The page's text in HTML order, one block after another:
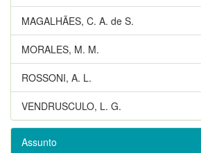
MAGALHÃES, C. A. de S.
MORALES, M. M.
ROSSONI, A. L.
VENDRUSCULO, L. G.
Assunto